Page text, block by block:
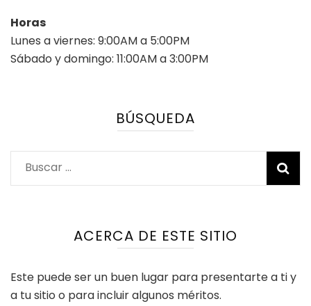
Horas
Lunes a viernes: 9:00AM a 5:00PM
Sábado y domingo: 11:00AM a 3:00PM
BÚSQUEDA
Buscar:
ACERCA DE ESTE SITIO
Este puede ser un buen lugar para presentarte a ti y
a tu sitio o para incluir algunos méritos.